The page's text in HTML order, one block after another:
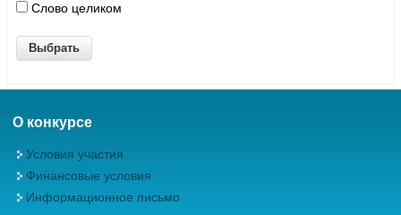
Слово целиком
О конкурсе
Условия участия
Финансовые условия
Информационное письмо